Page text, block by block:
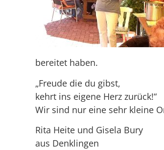
bereitet haben.
„Freude die du gibst,
kehrt ins eigene Herz zurück!“
Wir sind nur eine sehr kleine
Rita Heite und Gisela Bury
aus Denklingen